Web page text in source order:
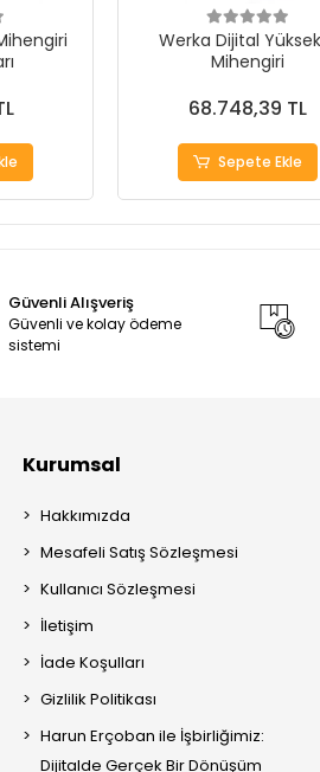
Werka Dijital
Mihengiri
68.748,39 TL
Sepete Ekle
Güvenli Alışveriş
Güvenli ve kolay ödeme
sistemi
Kurumsal
Hakkımızda
Mesafeli Satış Sözleşmesi
Kullanıcı Sözleşmesi
İletişim
İade Koşulları
Gizlilik Politikası
Harun Erçoban ile İşbirliğimiz:
Dijitalde Gerçek Bir Dönüşüm